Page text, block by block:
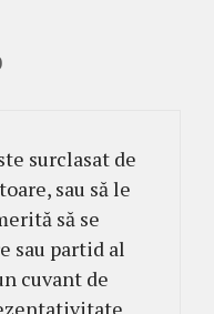
surclasat de
sau să le
să se
sau partid al
cuvant de